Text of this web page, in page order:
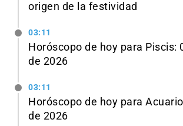
origen de la festividad
03:11
Horóscopo de hoy para Piscis:
de 2026
03:11
Horóscopo de hoy para
de 2026